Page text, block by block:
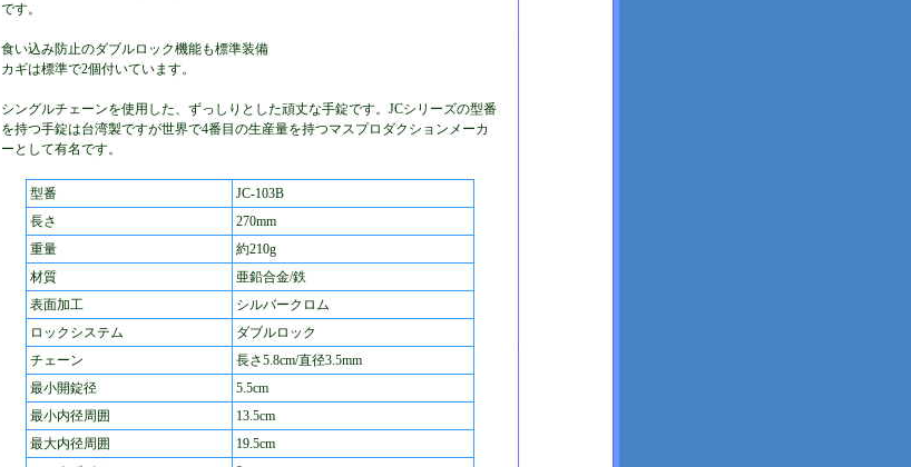
です。
食い込み防止のダブルロック機能も標準装備
カギは標準で2個付いています。
シングルチェーンを使用した、ずっしりとした頑丈な手錠です。JCシリーズの型番
を持つ手錠は台湾製ですが世界で4番目の生産量を持つマスプロダクションメーカ
ーとして有名です。
型番
JC-103B
長さ
270mm
重量
約210g
材質
亜鉛合金/鉄
表面加工
シルバークロム
ロックシステム
ダブルロック
チェーン
長さ5.8cm/直径3.5mm
最小開錠径
5.5cm
最小内径周囲
13.5cm
最大内径周囲
19.5cm